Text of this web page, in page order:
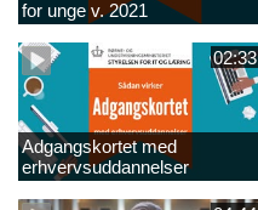
for unge v. 2021
02:33
Adgangskortet med
erhvervsuddannelser